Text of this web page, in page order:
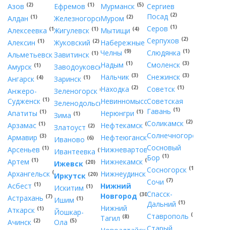
Азов (2)
Алдан (1)
Алексеевка (1)
Алексин (1)
Альметьевск (2)
Амурск (1)
Ангарск (4)
Анжеро-
Судженск (1)
Апатиты (1)
Арзамас (1)
Армавир (3)
Арсеньев (1)
Артем (1)
Архангельск (7)
Асбест (1)
Астрахань (7)
Аткарск (1)
Ачинск (2)
Ефремов (1)
Железногорск (1)
Жигулевск (1)
Жуковский (2)
Завитинск (1)
Заводоуковск (1)
Заринск (1)
Зеленогорск (1)
Зеленодольск (1)
Зима (1)
Златоуст (2)
Иваново (6)
Ивантеевка (1)
Ижевск (20)
Иркутск (20)
Искитим (1)
Ишим (1)
Йошкар-
Ола (5)
Мурманск (5)
Муром (2)
Мытищи (4)
Набережные
Челны (9)
Надым (1)
Нальчик (3)
Находка (2)
Невинномысск (2)
Нерюнгри (1)
Нефтекамск (1)
Нефтеюганск (1)
Нижневартовск (4)
Нижнекамск (2)
Нижнеудинск (1)
Нижний
Новгород (30)
Нижний
Тагил (8)
(3)
Сергиев
Посад (2)
Серов (1)
Серпухов (2)
Слюдянка (1)
Смоленск (3)
Снежинск (3)
Советск (1)
Советская
Гавань (1)
Соликамск (2)
Солнечногорск
Сосновый
Бор (1)
Сосногорск (1)
Сочи (7)
Спасск-
Дальний (1)
Ставрополь (6)